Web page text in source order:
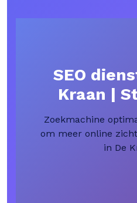
SEO
Kraan |
Zoekmachine
om meer online
in De